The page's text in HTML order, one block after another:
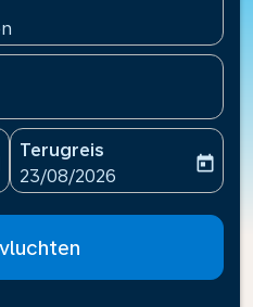
aria-label
Terugreis
fc-booking-return-date-
23/08/2026
today